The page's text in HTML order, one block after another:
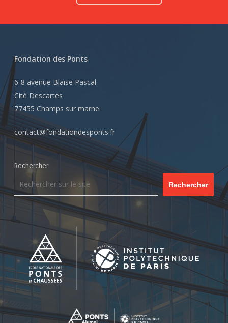
Fondation des Ponts
6-8 avenue Blaise Pascal
Cité Descartes
77455 Champs sur marne
contact@fondationdesponts.fr
Rechercher
Rechercher